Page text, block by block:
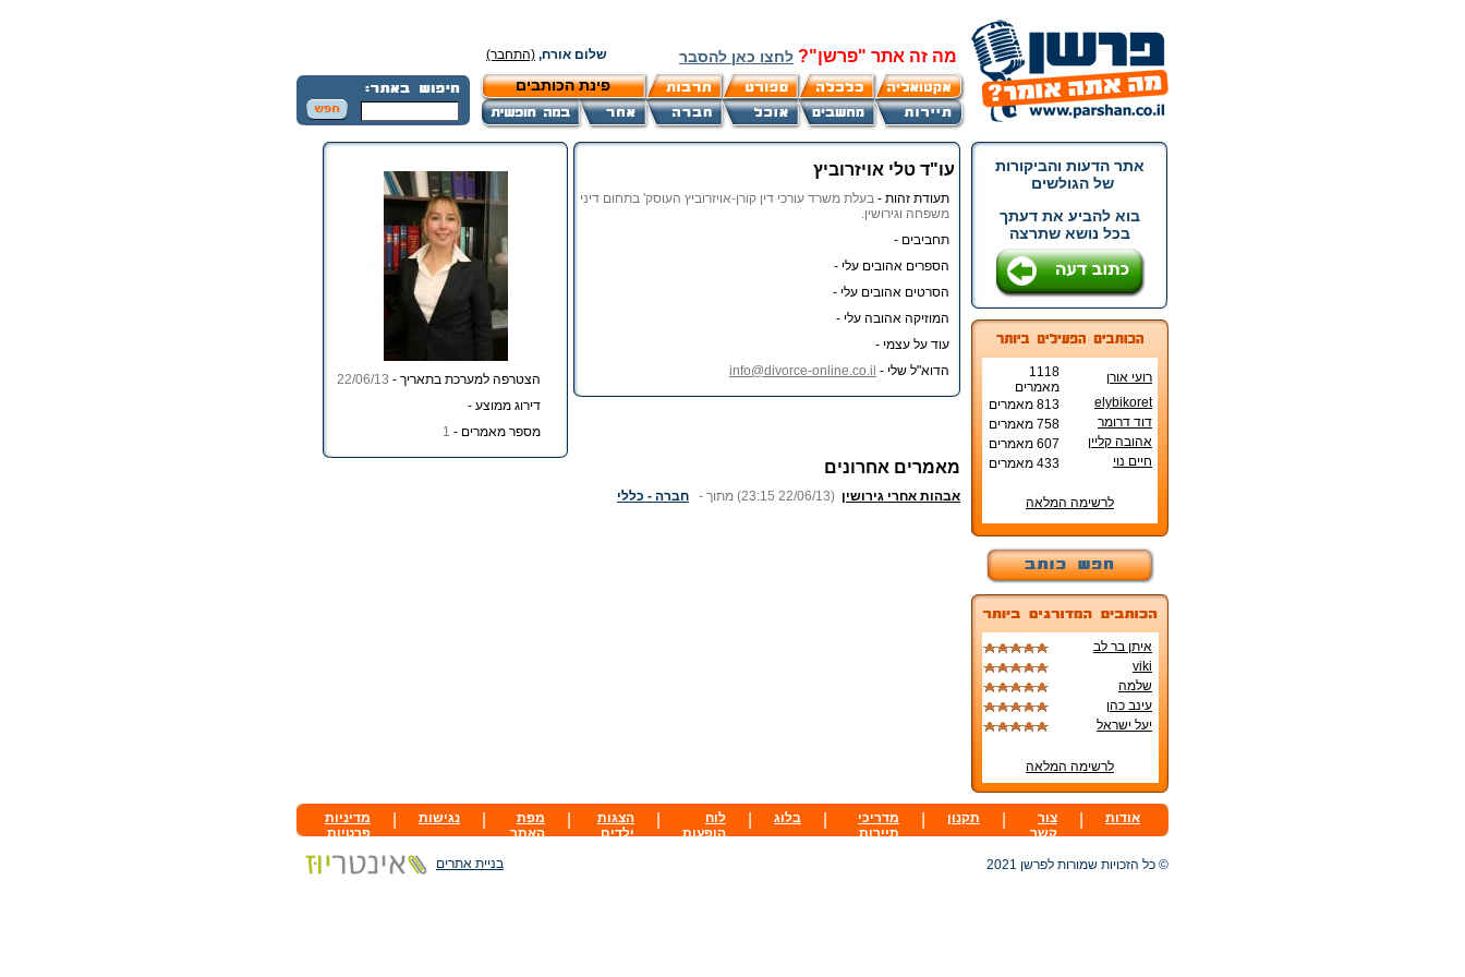
מה זה אתר "פרשן"? לחצו כאן להסבר שלום אורח, (התחבר)
פינת הכותבים
אתר הדעות והביקורות
של הגולשים
בוא להביע את דעתך
בכל נושא שתרצה
רועי אורן
1118
מאמרים
elybikoret
813 מאמרים
דוד דרומר
758 מאמרים
אהובה קליין
607 מאמרים
חיים נוי
433 מאמרים
לרשימה המלאה
איתן בר לב
viki
שלמה
עינב כהן
יעל ישראל
לרשימה המלאה
עו"ד טלי אויזרוביץ
תעודת זהות - בעלת משרד עורכי דין קורן-אויזרוביץ העוסק' בתחום דיני
משפחה וגירושין.
תחביבים -
הספרים אהובים עלי -
הסרטים אהובים עלי -
המוזיקה אהובה עלי -
עוד על עצמי -
הדוא"ל שלי - info@divorce-online.co.il
הצטרפה למערכת בתאריך - 22/06/13
דירוג ממוצע -
מספר מאמרים - 1
מאמרים אחרונים
אבהות אחרי גירושין (23:15 22/06/13) מתוך - חברה - כללי
אודות
צור
קשר
תקנון
מדריכי
תיירות
בלוג
לוח
הופעות
הצגות
ילדים
מפת
האתר
נגישות
מדיניות
פרטיות
© כל הזכויות שמורות לפרשן 2021 בניית אתרים